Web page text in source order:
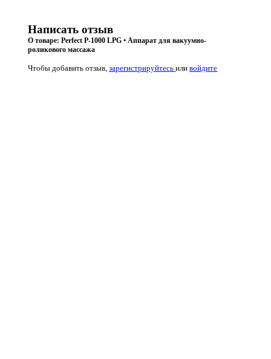
Написать отзыв
О товаре: Perfect P-1000 LPG • Аппарат для вакуумно-
роликового массажа
Чтобы добавить отзыв,зарегистрируйтесьиливойдите